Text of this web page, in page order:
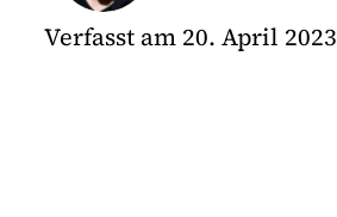
Verfasst am 20. April 2023